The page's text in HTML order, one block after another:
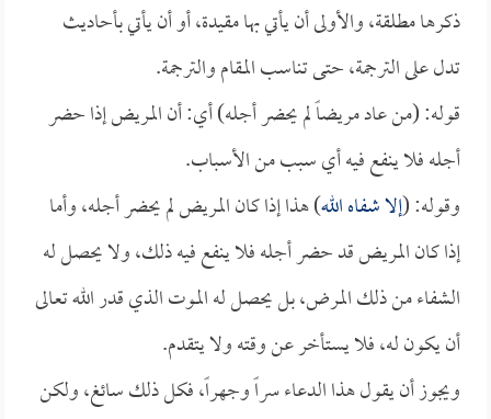
ذكرها مطلقة، والأولى أن يأتي بها مقيدة، أو أن يأتي بأحاديث
تدل على الترجمة، حتى تناسب المقام والترجمة.
قوله: (من عاد مريضاً لم يحضر أجله) أي: أن المريض إذا حضر
أجله فلا ينفع فيه أي سبب من الأسباب.
وقوله: (إلا شفاه الله) هذا إذا كان المريض لم يحضر أجله، وأما
إذا كان المريض قد حضر أجله فلا ينفع فيه ذلك، ولا يحصل له
الشفاء من ذلك المرض، بل يحصل له الموت الذي قدر الله تعالى
أن يكون له، فلا يستأخر عن وقته ولا يتقدم.
ويجوز أن يقول هذا الدعاء سراً وجهراً، فكل ذلك سائغ، ولكن